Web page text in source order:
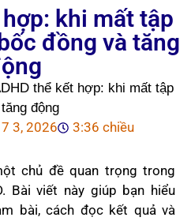
khi mất tập
đồng và tăng
thể kết hợp: khi mất tập
động
3, 2026 3:36 chiều
chủ đề quan trọng trong
Bài viết này giúp bạn hiểu
bài, cách đọc kết quả và